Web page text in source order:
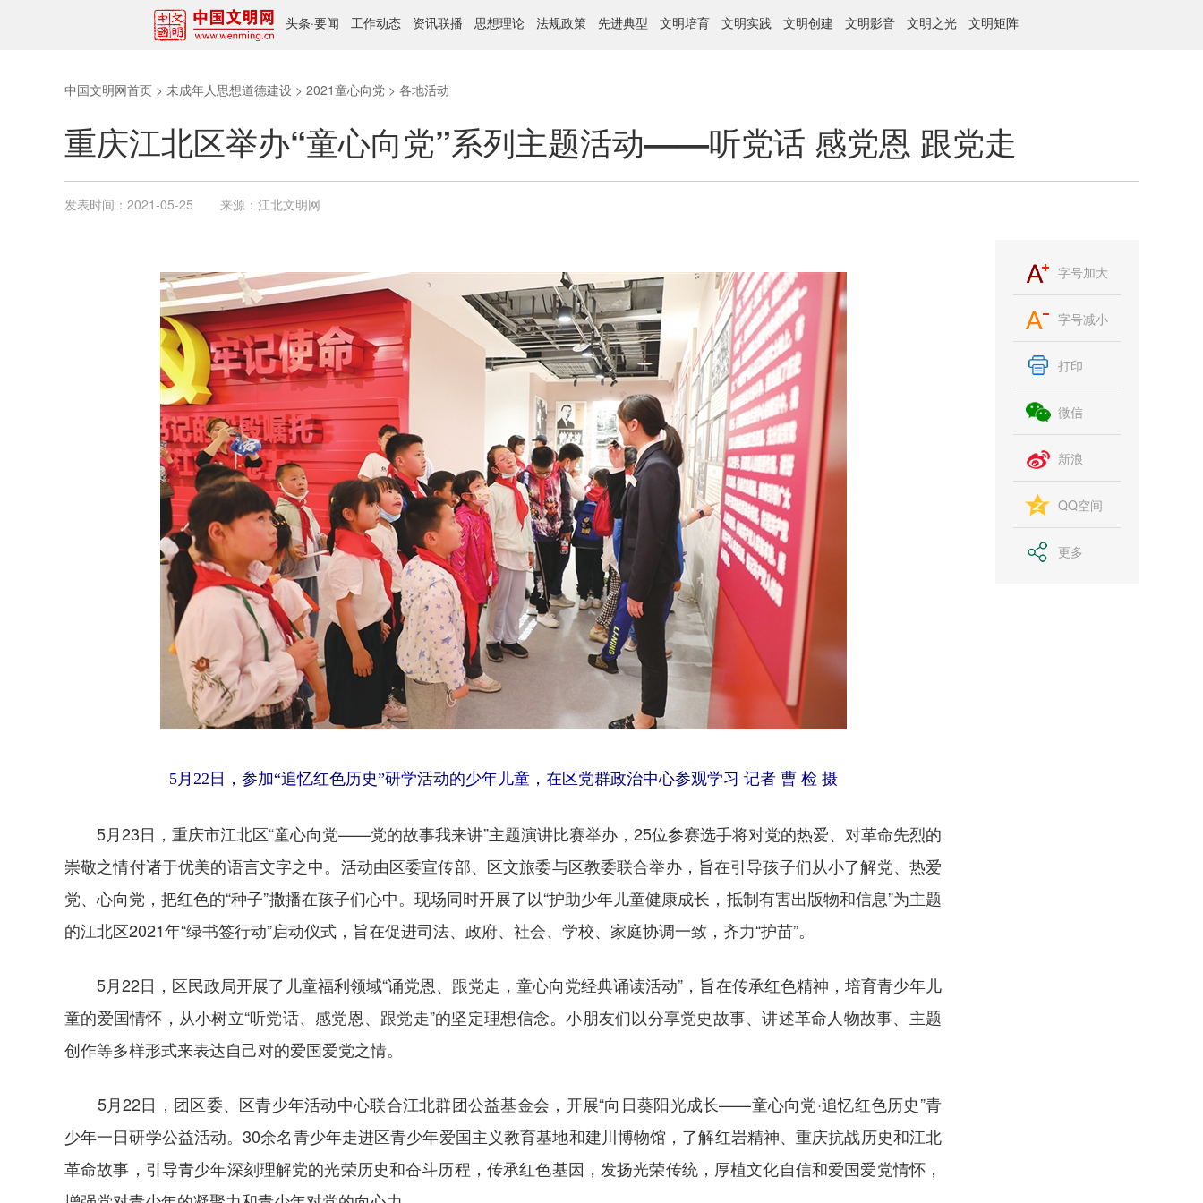
头条·要闻 工作动态 资讯联播 思想理论 法规政策 先进典型 文明培育 文明实践 文明创建 文明影音 文明之光 文明矩阵
中国文明网首页 > 未成年人思想道德建设 > 2021童心向党 > 各地活动
重庆江北区举办“童心向党”系列主题活动——听党话 感党恩 跟党走
发表时间： 2021-05-25 来源： 江北文明网
5月22日，参加“追忆红色历史”研学活动的少年儿童，在区党群政治中心参观学习 记者 曹 检 摄
5月23日， 重庆市江北区“童心向党——党的故事我来讲”主题演讲比赛举办，25位参赛选手将对党的热爱、对革命先烈的
崇敬之情付诸于优美的语言文字之中。活动由区委宣传部、区文旅委与区教委联合举办，旨在引导孩子们从小了解党、热爱
党、心向党，把红色的“种子”撒播在孩子们心中。现场同时开展了以“护助少年儿童健康成长，抵制有害出版物和信息”为主题
的江北区2021年“绿书签行动”启动仪式，旨在促进司法、政府、社会、学校、家庭协调一致，齐力“护苗”。
5月22日，区民政局开展了儿童福利领域“诵党恩、跟党走，童心向党经典诵读活动”，旨在传承红色精神，培育青少年儿
童的爱国情怀，从小树立“听党话、感党恩、跟党走”的坚定理想信念。小朋友们以分享党史故事、讲述革命人物故事、主题
创作等多样形式来表达自己对的爱国爱党之情。
5月22日，团区委、区青少年活动中心联合江北群团公益基金会，开展“向日葵阳光成长——童心向党·追忆红色历史”青
少年一日研学公益活动。30余名青少年走进区青少年爱国主义教育基地和建川博物馆，了解红岩精神、重庆抗战历史和江北
革命故事，引导青少年深刻理解党的光荣历史和奋斗历程，传承红色基因，发扬光荣传统，厚植文化自信和爱国爱党情怀，
字号加大
字号减小
打印
微信
新浪
QQ空间
更多